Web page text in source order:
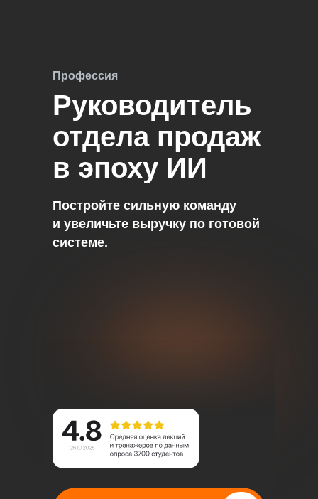
Руководитель
отдела продаж
в эпоху ИИ
Профессия
Постройте сильную команду
и увеличьте выручку по готовой
системе.